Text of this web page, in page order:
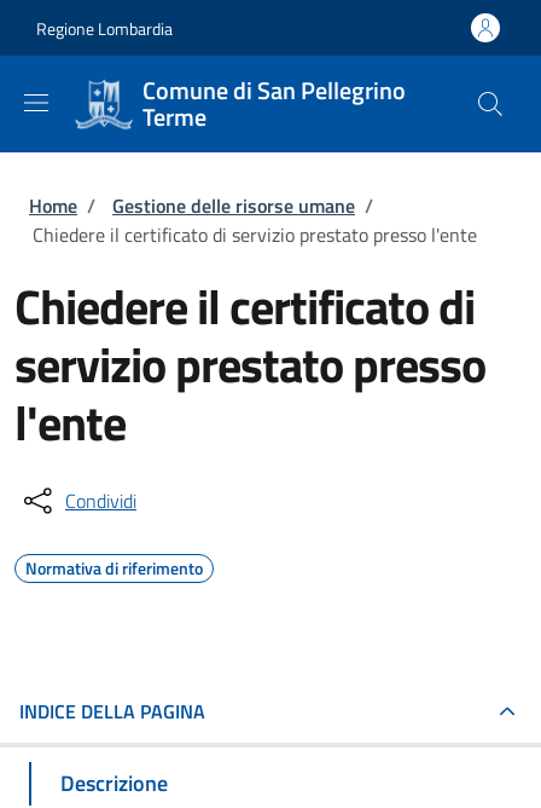
Regione Lombardia
Comune di San Pellegrino
Terme
Briciole di pane
Home / Gestione delle risorse umane /
Chiedere il certificato di servizio prestato presso l'ente
Chiedere il certificato di
servizio prestato presso
l'ente
Condividi
Normativa di riferimento
INDICE DELLA PAGINA
Descrizione